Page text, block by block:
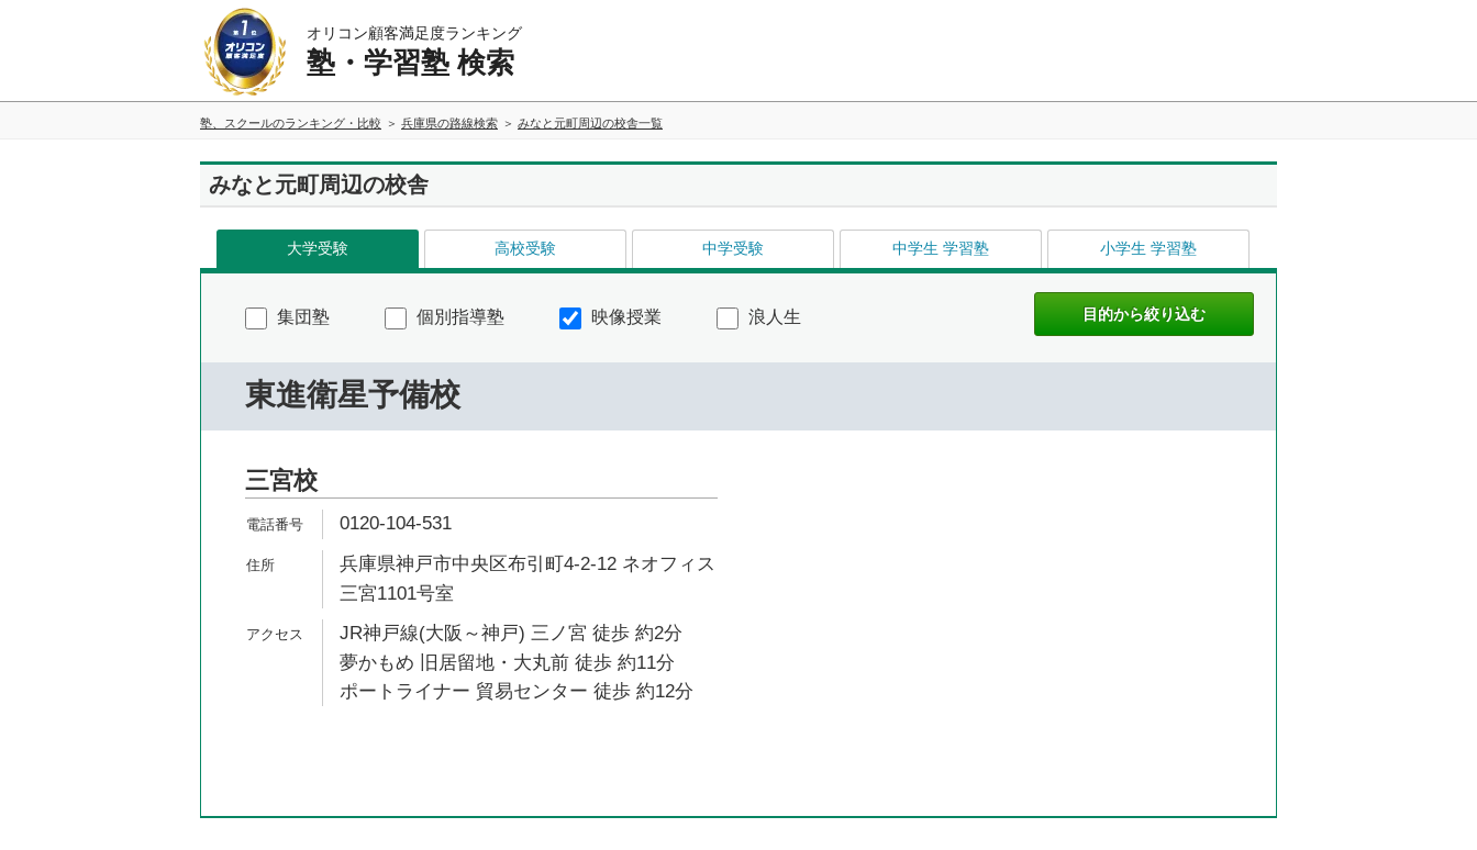
オリコン顧客満足度ランキング
塾・学習塾 検索
塾、スクールのランキング・比較 兵庫県の路線検索 みなと元町周辺の校舎一覧
みなと元町周辺の校舎
大学受験 高校受験 中学受験 中学生 学習塾 小学生 学習塾
集団塾 個別指導塾 映像授業 浪人生
東進衛星予備校
三宮校
0120-104-531
兵庫県神戸市中央区布引町4-2-12 ネオフィス
三宮1101号室
JR神戸線(大阪～神戸) 三ノ宮 徒歩 約2分
夢かもめ 旧居留地・大丸前 徒歩 約11分
ポートライナー 貿易センター 徒歩 約12分